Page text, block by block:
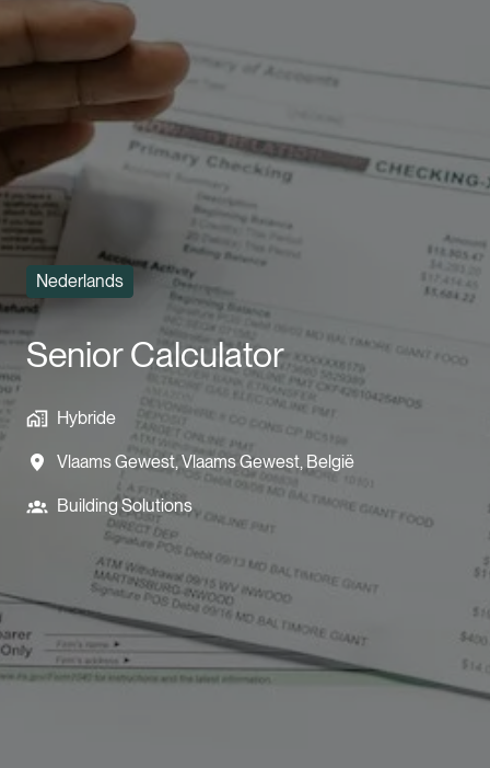
Nederlands
Senior Calculator
Hybride
Vlaams Gewest,Vlaams Gewest, België
Building Solutions